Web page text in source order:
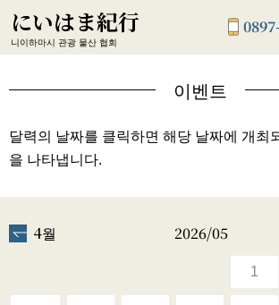
にいはま紀行
니이하마시 관광 물산 협회
이벤트
달력의 날짜를 클릭하면 해당 날짜에 개최
을 나타냅니다.
4월 2026/05
1